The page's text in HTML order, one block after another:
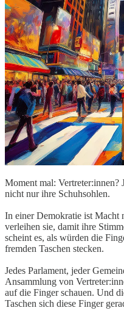
Moment mal: Vertreter:innen?
nicht nur ihre Schuhsohlen.
In einer Demokratie ist Macht
verleihen sie, damit ihre
scheint es, als würden die
fremden Taschen stecken.
Jedes Parlament, jeder
Ansammlung von
auf die Finger schauen. Und
Taschen sich diese Finger